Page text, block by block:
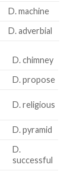
D. machine
D. adverbial
D. chimney
D. propose
D. religious
D. pyramid
D.
successful